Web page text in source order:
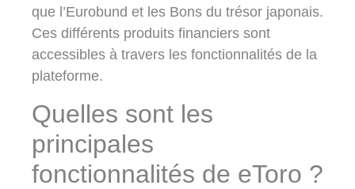
que l’Eurobund et les Bons du trésor japonais.
Ces différents produits financiers sont
accessibles à travers les fonctionnalités de la
plateforme.
Quelles sont les
principales
fonctionnalités de eToro ?